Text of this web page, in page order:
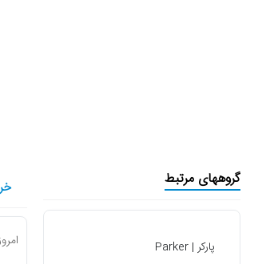
گروههای مرتبط
پارکر | Parker